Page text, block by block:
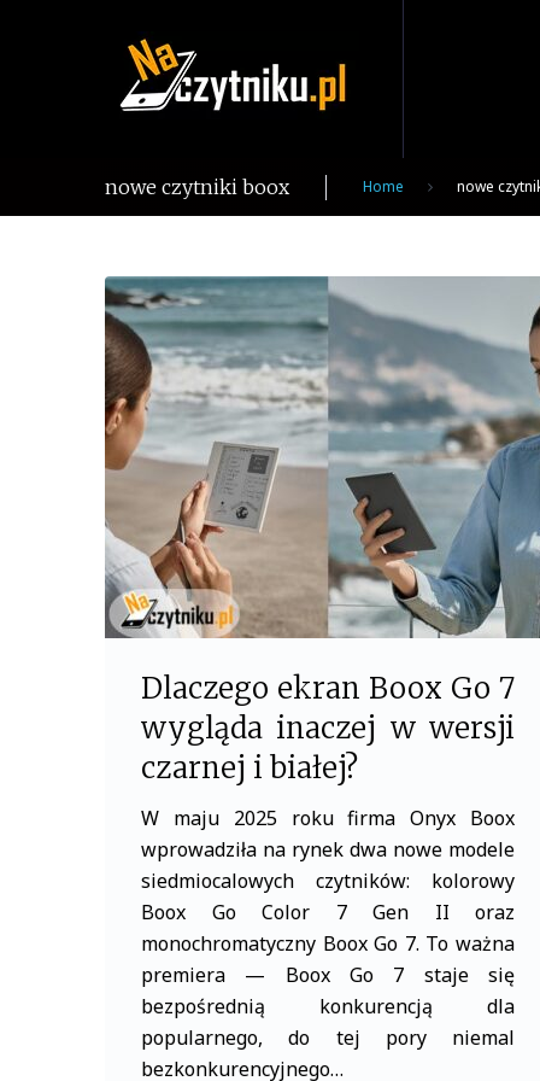
nowe czytniki boox Home nowe
Tag:
nowe
czytniki
boox
Dlaczego ekran Boox Go 7
wygląda inaczej w wersji
czarnej i białej?
W maju 2025 roku firma Onyx Boox
wprowadziła na rynek dwa nowe modele
siedmiocalowych czytników: kolorowy
Boox Go Color 7 Gen II oraz
monochromatyczny Boox Go 7. To ważna
premiera — Boox Go 7 staje się
bezpośrednią konkurencją dla
popularnego, do tej pory niemal
bezkonkurencyjnego…